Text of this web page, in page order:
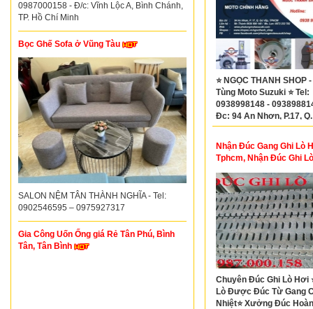
0987000158 - Đ/c: Vĩnh Lộc A, Bình Chánh,
TP. Hồ Chí Minh
Bọc Ghế Sofa ở Vũng Tàu
SALON NỆM TÂN THÀNH NGHĨA - Tel:
0902546595 – 0975927317
Gia Công Uốn Ống giá Rẻ Tân Phú, Bình
Tân, Tân Bình
⭐ NGỌC THANH SHOP
Tùng Moto Suzuki ⭐ Tel:
0938998148 -
Đc: 94 An Nhơn, P.17, Q.
Vấp
Nhận Đúc Gang Ghi Lò
Tphcm, Nhận Đúc Ghi
Chuyên Đúc Ghi Lò Hơi
Lò Được Đúc Từ Gang
Nhiệt⭐ Xưởng Đúc Hoàn